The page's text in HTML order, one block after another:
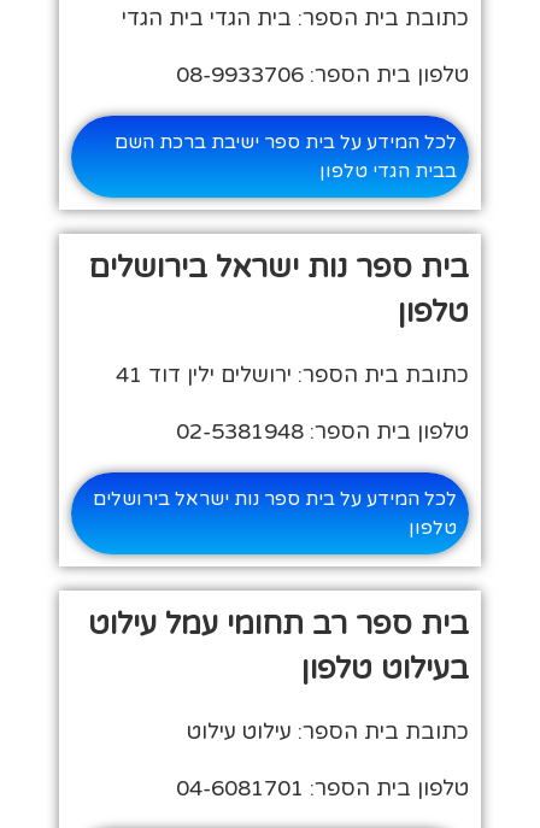
כתובת בית הספר: בית הגדי בית הגדי
טלפון בית הספר: 08-9933706
לכל המידע על בית ספר ישיבת ברכת השם
בבית הגדי טלפון
בית ספר נות ישראל בירושלים
טלפון
כתובת בית הספר: ירושלים ילין דוד 41
טלפון בית הספר: 02-5381948
לכל המידע על בית ספר נות ישראל בירושלים
טלפון
בית ספר רב תחומי עמל עילוט
בעילוט טלפון
כתובת בית הספר: עילוט עילוט
טלפון בית הספר: 04-6081701